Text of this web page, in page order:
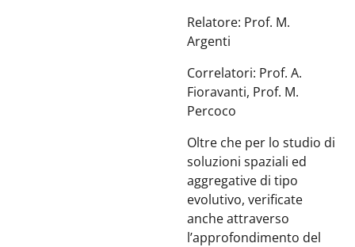
Relatore: Prof. M.
Argenti
Correlatori: Prof. A.
Fioravanti, Prof. M.
Percoco
Oltre che per lo studio di
soluzioni spaziali ed
aggregative di tipo
evolutivo, verificate
anche attraverso
l’approfondimento del